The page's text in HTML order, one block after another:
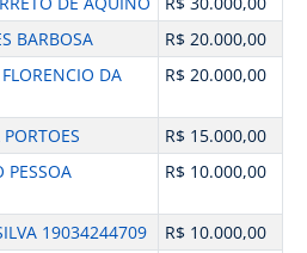
BARBOSA
R$ 20.000,00
DA
R$ 20.000,00
R$ 15.000,00
PESSOA
R$ 10.000,00
19034244709
R$ 10.000,00